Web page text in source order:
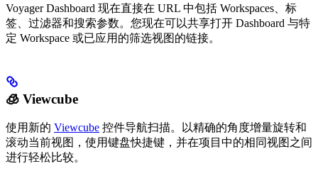
Voyager Dashboard 现在直接在 URL 中包括 Workspaces、标
签、过滤器和搜索参数。您现在可以共享打开 Dashboard 与特
定 Workspace 或已应用的筛选视图的链接。
🧊 Viewcube
使用新的 Viewcube 控件导航扫描。以精确的角度增量旋转和
滚动当前视图，使用键盘快捷键，并在项目中的相同视图之间
进行轻松比较。